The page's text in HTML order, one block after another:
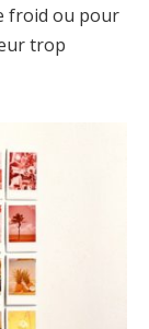
froid ou pour
trop